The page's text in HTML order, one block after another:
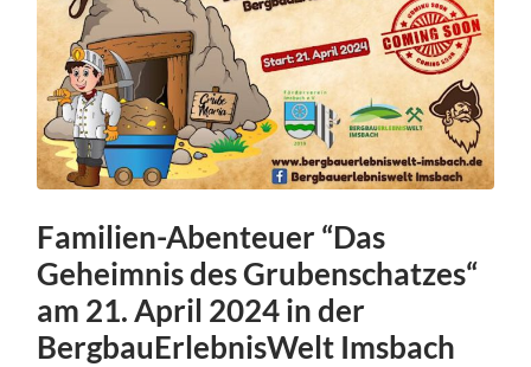
Familien-Abenteuer “Das
Geheimnis des Grubenschatzes“
am 21. April 2024 in der
BergbauErlebnisWelt Imsbach